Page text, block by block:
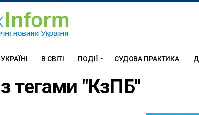
В СВІТІ ПОДІЇ СУДОВА ПРАКТИКА
з тегами "КзПБ"